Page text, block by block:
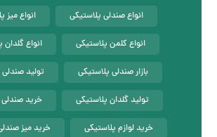
انواع صندلی پلاستیکی انواع میز
انواع کلمن پلاستیکی انواع گلدان
بازار صندلی پلاستیکی تولید
تولید گلدان پلاستیکی خرید صندلی
خرید لوازم پلاستیکی خرید میز